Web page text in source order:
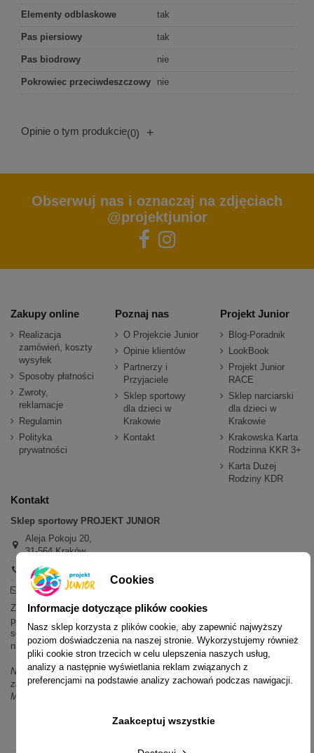
Elementy odblaskowe tak
Pas piersiowy tak
Pas biodrowy nie
Pokrowiec przeciwdeszczowy nie
Opinie o tym produkcie(0) +
Obserwuj nas i oznaczaj na zdjęciach
@projektjunior
Zakupy online
Realizacja
zamówień, koszty
wysyłek
Sposoby płatności
Zwroty,
reklamacje
Regulamin
Polityka
prywatności
Poznaj nas
O Projekcie Junior
Opinie klientów
Partnerzy i
Przyjaciele
Sklep sportowy
dla dzieci w
Krakowie
Kontakt
Projekt Junior
Blog-Poradnik
LookBook
Projekt Junior
RACE
Sklep narciarski
dla dzieci w
Krakowie
Krakowska Karta
Rodzinna KKR 3+
Karta Dużej
Rodziny KDR
Kontakt
Sklep sportowy PROJEKT JUNIOR
Aleja Pokoju 20,
31-564 Kraków
+48 600 779 897
sklep@projektjunior.pl
Zapraszamy do sklepu stacjonarnego:
poniedziałek - piątek: 11.00-19.00
sobota: 10.00-14.00
niedziela (każda): nieczynne
Nie odpowiadamy na wiadomości SMS. W sprawach dotyczących
zamówień i oferty prosimy o kontakt mailowy, telefoniczny lub przez
Messenger.
Cookies
Informacje dotyczące plików cookies
Nasz sklep korzysta z plików cookie, aby zapewnić najwyższy
poziom doświadczenia na naszej stronie. Wykorzystujemy również
pliki cookie stron trzecich w celu ulepszenia naszych usług,
analizy a następnie wyświetlania reklam związanych z
preferencjami na podstawie analizy zachowań podczas nawigacji.
Zaakceptuj wszystkie